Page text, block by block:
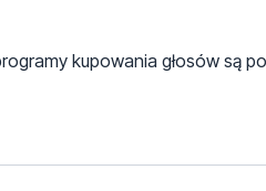
kupowania głosów są